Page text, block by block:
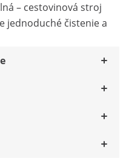
– cestovinová stroj
jednoduché čistenie a